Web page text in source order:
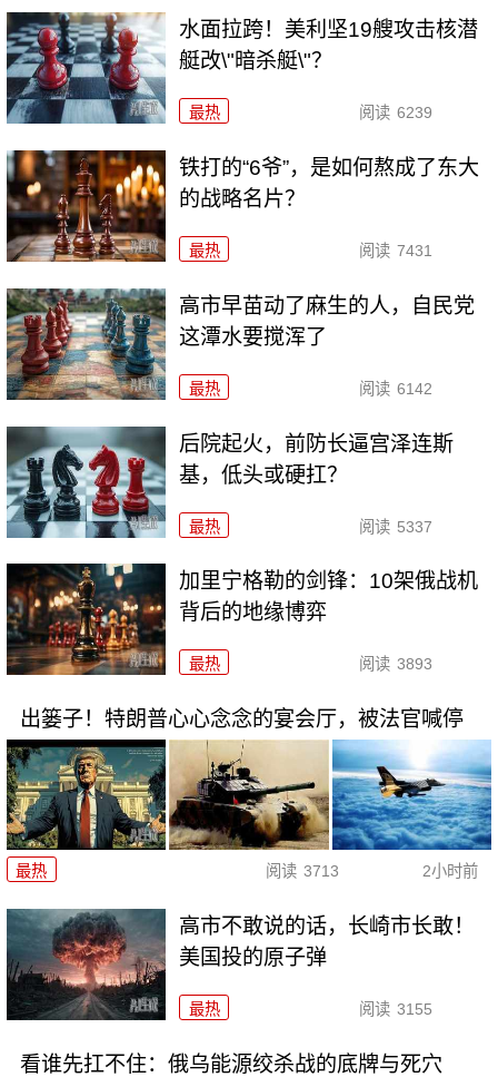
水面拉跨！美利坚19艘攻击核潜
艇改\"暗杀艇\"？
最热 阅读 6239
铁打的“6爷”，是如何熬成了东大
的战略名片？
最热 阅读 7431
高市早苗动了麻生的人，自民党
这潭水要搅浑了
最热 阅读 6142
后院起火，前防长逼宫泽连斯
基，低头或硬扛？
最热 阅读 5337
加里宁格勒的剑锋：10架俄战机
背后的地缘博弈
最热 阅读 3893
出篓子！特朗普心心念念的宴会厅，被法官喊停
最热 阅读 3713 2小时前
高市不敢说的话，长崎市长敢！
美国投的原子弹
最热 阅读 3155
看谁先扛不住：俄乌能源绞杀战的底牌与死穴